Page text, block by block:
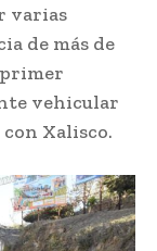
varias
de más de
vehicular
Xalisco.